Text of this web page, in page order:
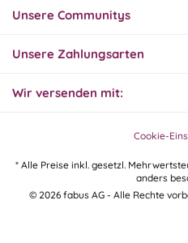
30.07.26
29.07.26▼
Unsere Communitys
Unsere Zahlungsarten
Wir versenden mit:
Cookie-
* Alle Preise inkl. gesetzl.
anders
© 2026 fabus AG - Alle Rechte